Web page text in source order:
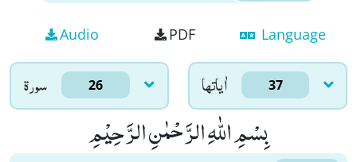
Audio PDF Language
سورۃ 26 اٰياتها 37
بِسْمِ اللّٰهِ الرَّحْمٰنِ الرَّحِیْمِ